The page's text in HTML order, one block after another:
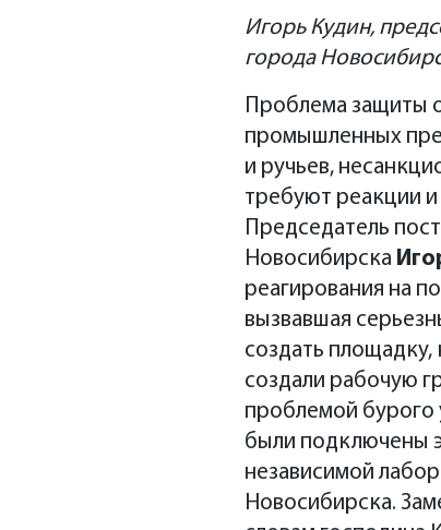
Игорь Кудин,
города
Проблема защиты
промышленных
и ручьев,
требуют реакции
Председатель
Новосибирска
реагирования на
вызвавшая
создать
создали рабочую
проблемой бурого
были подключены
независимой
Новосибирска.